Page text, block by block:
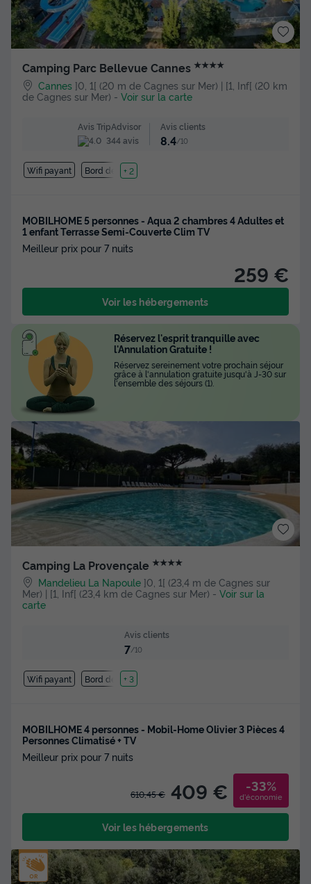
Camping Parc Bellevue Cannes ★★★★
Cannes ]0, 1[ (20 m de Cagnes sur Mer) | [1, Inf[ (20 km
de Cagnes sur Mer) - Voir sur la carte
Avis TripAdvisor
344 avis
Avis clients
8.4/10
Wifi payant Bord de mer
+ 2
MOBILHOME 5 personnes - Aqua 2 chambres 4 Adultes et
1 enfant Terrasse Semi-Couverte Clim TV
Meilleur prix pour 7 nuits
259 €
Voir les hébergements
Camping La Provençale ★★★★
Mandelieu La Napoule ]0, 1[ (23,4 m de Cagnes sur
Mer) | [1, Inf[ (23,4 km de Cagnes sur Mer) - Voir sur la
carte
Avis clients
7/10
Wifi payant Bord de mer
+ 3
MOBILHOME 4 personnes - Mobil-Home Olivier 3 Pièces 4
Personnes Climatisé + TV
Meilleur prix pour 7 nuits
610,45 € 409 € -33%
d'économie
Voir les hébergements
Réservez l'esprit tranquille avec
l'Annulation Gratuite !
Réservez sereinement votre prochain séjour
grâce à l'annulation gratuite jusqu'à J-30 sur
l'ensemble des séjours (1).